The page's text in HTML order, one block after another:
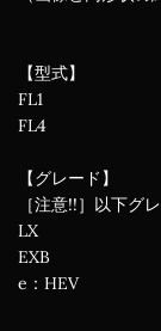
【型式】
FL1
FL4
【グレード】
［注意!!］以下グ
LX
EXB
e：HEV